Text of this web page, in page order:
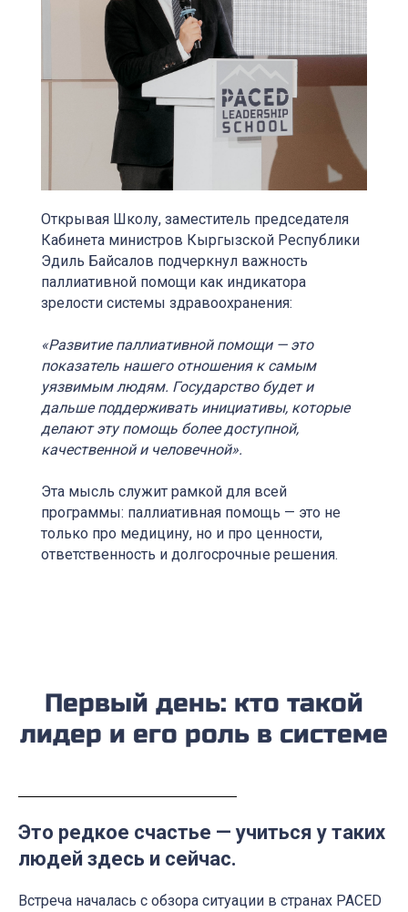
Открывая Школу, заместитель председателя
Кабинета министров Кыргызской Республики
Эдиль Байсалов подчеркнул важность
паллиативной помощи как индикатора
зрелости системы здравоохранения:
«Развитие паллиативной помощи — это
показатель нашего отношения к самым
уязвимым людям. Государство будет и
дальше поддерживать инициативы, которые
делают эту помощь более доступной,
качественной и человечной».
Эта мысль служит рамкой для всей
программы: паллиативная помощь — это не
только про медицину, но и про ценности,
ответственность и долгосрочные решения.
Первый день: кто такой
лидер и его роль в системе
Это редкое счастье — учиться у таких
людей здесь и сейчас.
Встреча началась с обзора ситуации в странах PACED